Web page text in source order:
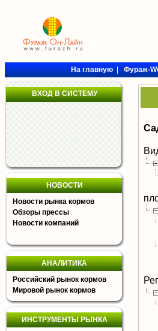
На главную|Фураж-
ВХОД В СИСТЕМУ
НОВОСТИ
Новости рынка кормов
Обзоры прессы
Новости компаний
АНАЛИТИКА
Российский рынок кормов
Мировой рынок кормов
ИНСТРУМЕНТЫ РЫНКА